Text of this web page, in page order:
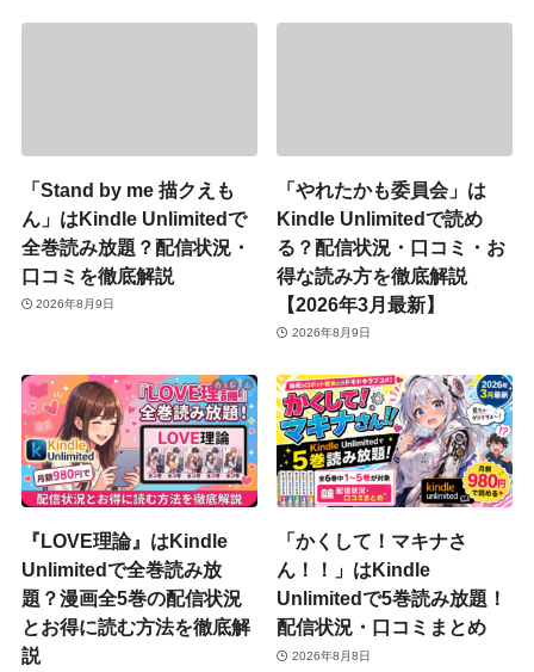
「Stand by me 描クえも
ん」はKindle Unlimitedで
全巻読み放題？配信状況・
口コミを徹底解説
2026年8月9日
「やれたかも委員会」は
Kindle Unlimitedで読め
る？配信状況・口コミ・お
得な読み方を徹底解説
【2026年3月最新】
2026年8月9日
『LOVE理論』はKindle
Unlimitedで全巻読み放
題？漫画全5巻の配信状況
とお得に読む方法を徹底解
説
「かくして！マキナさ
ん！！」はKindle
Unlimitedで5巻読み放題！
配信状況・口コミまとめ
2026年8月8日